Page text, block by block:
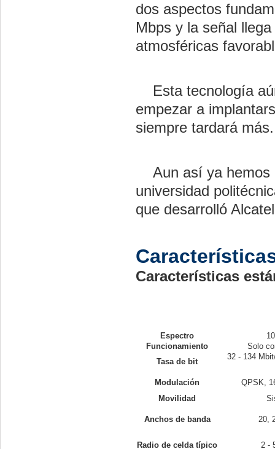
dos aspectos
Mbps y la señal
atmosféricas
Esta tecnología
empezar a
siempre tardará más.
Aun así ya hemos
universidad
que desarrolló
Características
Espectro
Funcionamiento
Solo
Tasa de bit
32 - 134
Modulación
QPSK,
Movilidad
Anchos de banda 20,
Radio de celda típico 2 -